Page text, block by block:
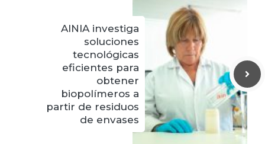
AINIA investiga
soluciones
tecnológicas
eficientes para
obtener
biopolímeros a
partir de residuos
de envases